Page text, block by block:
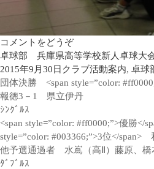
コメントをどうぞ
卓球部 兵庫県高等学校新人卓球大
2015年9月30日 クラブ活動案内, 卓球
団体決勝 <span style=”color:
報徳3－1 県立伊丹
ｼﾝｸﾞﾙｽ
<span style=”color: #ff0000;”>優勝
style=”color: #003366;”>3位</span>
他予選通過者 水嶌（高Ⅱ）藤原、橋
ﾀﾞﾌﾞﾙｽ